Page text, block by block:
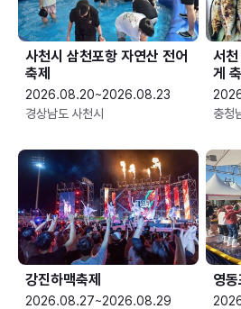
사천시 삼천포항 자연산 전어
축제
2026.08.20~2026.08.23
경상남도 사천시
서
게
충청
강진하맥축제
2026.08.27~2026.08.29
영동